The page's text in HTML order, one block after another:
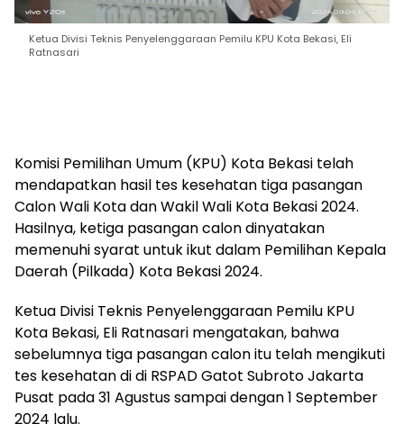
Ketua Divisi Teknis Penyelenggaraan Pemilu KPU Kota Bekasi, Eli
Ratnasari
Komisi Pemilihan Umum (KPU) Kota Bekasi telah
mendapatkan hasil tes kesehatan tiga pasangan
Calon Wali Kota dan Wakil Wali Kota Bekasi 2024.
Hasilnya, ketiga pasangan calon dinyatakan
memenuhi syarat untuk ikut dalam Pemilihan Kepala
Daerah (Pilkada) Kota Bekasi 2024.
Ketua Divisi Teknis Penyelenggaraan Pemilu KPU
Kota Bekasi, Eli Ratnasari mengatakan, bahwa
sebelumnya tiga pasangan calon itu telah mengikuti
tes kesehatan di di RSPAD Gatot Subroto Jakarta
Pusat pada 31 Agustus sampai dengan 1 September
2024 lalu.